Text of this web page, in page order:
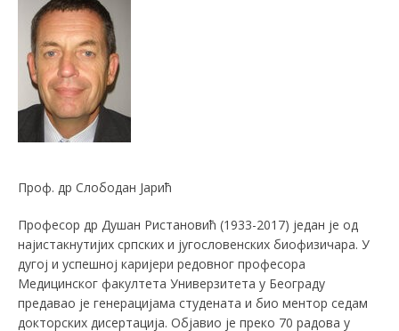
Проф. др Слободан Јарић
Професор др Душан Ристановић (1933-2017) један је од
најистакнутијих српских и југословенских биофизичара. У
дугој и успешној каријери редовног професора
Медицинског факултета Универзитета у Београду
предавао је генерацијама студената и био ментор седам
докторских дисертација. Објавио је преко 70 радова у